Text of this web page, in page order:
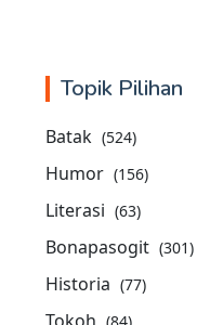
Topik Pilihan
Batak (524)
Humor (156)
Literasi (63)
Bonapasogit (301)
Historia (77)